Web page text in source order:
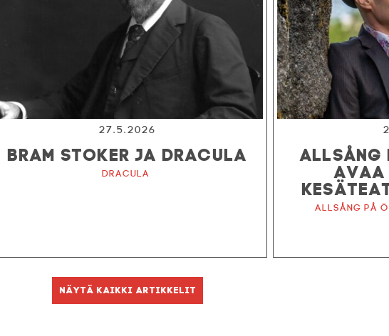
27.5.2026
BRAM STOKER JA DRACULA
Dracula
ALLSÅNG
AVAA
Allsång på
Näytä kaikki artikkelit